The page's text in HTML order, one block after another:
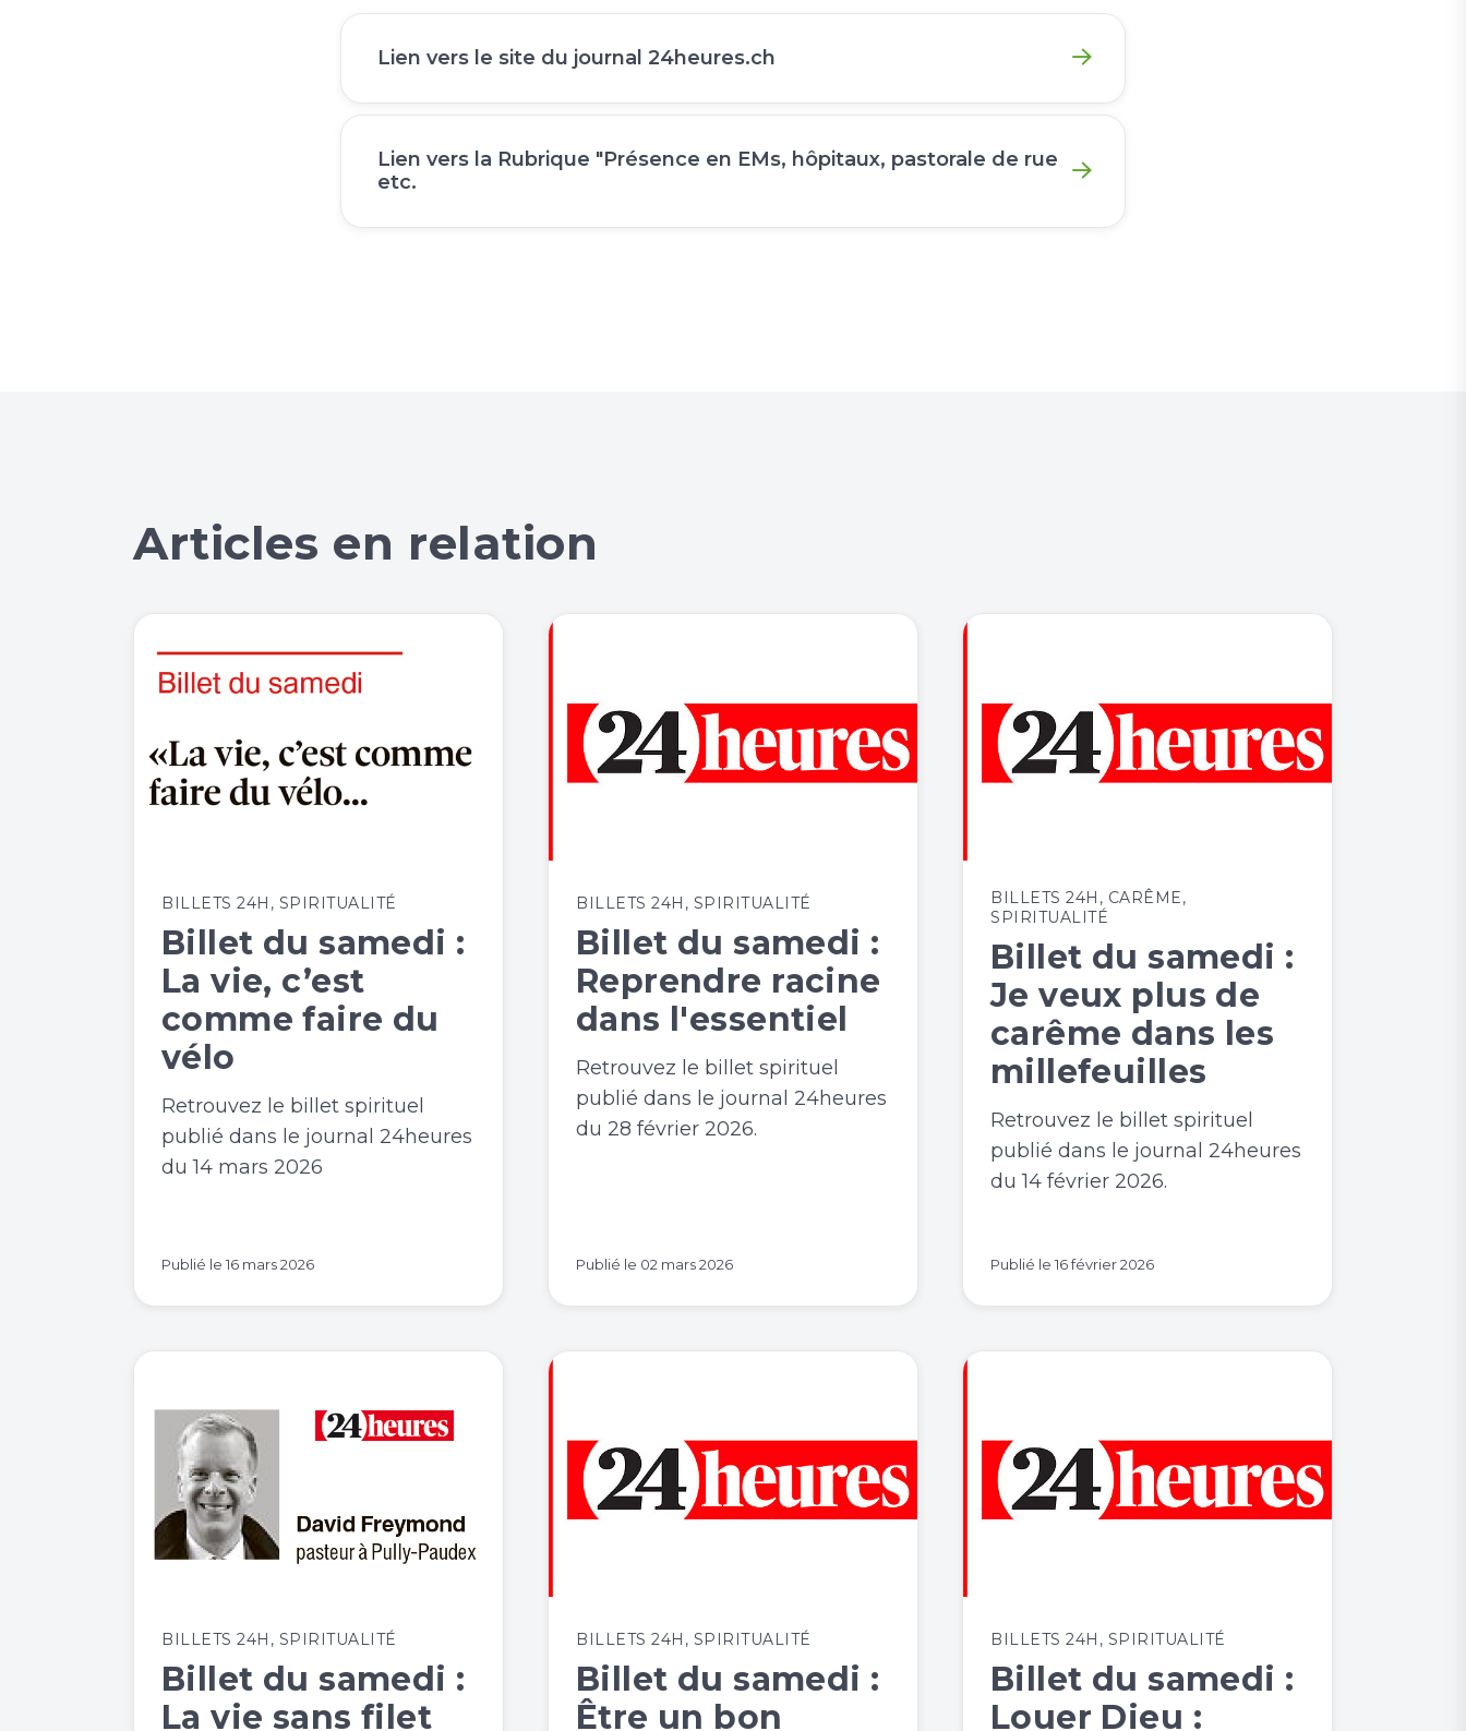
Lien vers le site du journal 24heures.ch
Lien vers la Rubrique "Présence en EMs, hôpitaux, pastorale de rue
etc.
Articles en relation
BILLETS 24H , SPIRITUALITÉ
Billet du samedi :
La vie, c’est
comme faire du
vélo
Retrouvez le billet spirituel
publié dans le journal 24heures
du 14 mars 2026
Publié le 16 mars 2026
BILLETS 24H , SPIRITUALITÉ
Billet du samedi :
Reprendre racine
dans l'essentiel
Retrouvez le billet spirituel
publié dans le journal 24heures
du 28 février 2026.
Publié le 02 mars 2026
BILLETS 24H , CARÊME,
SPIRITUALITÉ
Billet du samedi :
Je veux plus de
carême dans les
millefeuilles
Retrouvez le billet spirituel
publié dans le journal 24heures
du 14 février 2026.
Publié le 16 février 2026
BILLETS 24H , SPIRITUALITÉ
Billet du samedi :
La vie sans filet
BILLETS 24H , SPIRITUALITÉ
Billet du samedi :
Être un bon
BILLETS 24H , SPIRITUALITÉ
Billet du samedi :
Louer Dieu :